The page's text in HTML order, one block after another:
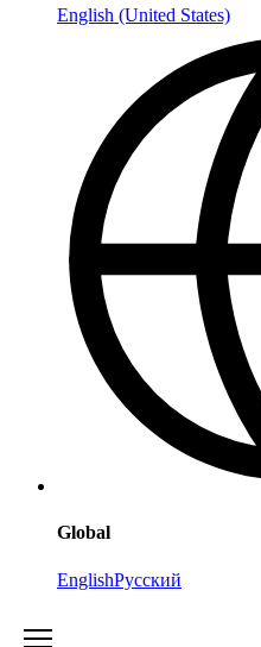
English (United States)
Global
EnglishРусский